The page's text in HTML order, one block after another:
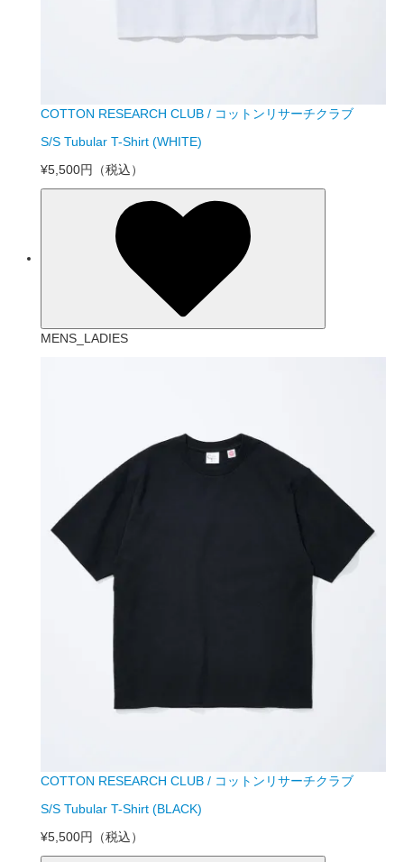
COTTON RESEARCH CLUB / コットンリサーチクラブ
S/S Tubular T-Shirt (WHITE)
¥5,500円
（税込）
MENS_LADIES
COTTON RESEARCH CLUB / コットンリサーチクラブ
S/S Tubular T-Shirt (BLACK)
¥5,500円
（税込）